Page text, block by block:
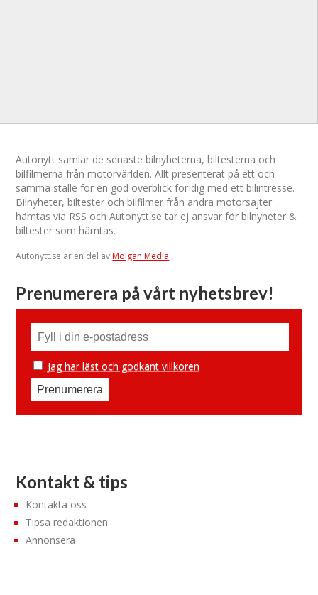
Autonytt samlar de senaste bilnyheterna, biltesterna och
bilfilmerna från motorvärlden. Allt presenterat på ett och
samma ställe för en god överblick för dig med ett bilintresse.
Bilnyheter, biltester och bilfilmer från andra motorsajter
hämtas via RSS och Autonytt.se tar ej ansvar för bilnyheter &
biltester som hämtas.
Autonytt.se är en del avMolgan Media
Prenumerera på vårt nyhetsbrev!
Jag har läst och godkänt villkoren
Kontakt & tips
Kontakta oss
Tipsa redaktionen
Annonsera